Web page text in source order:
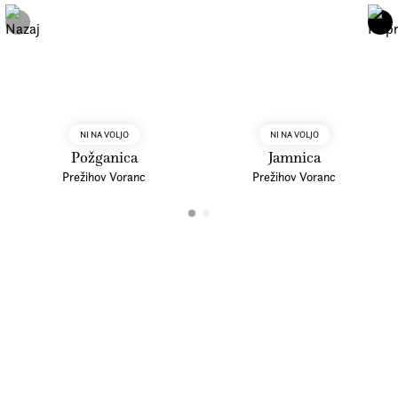
NI NA VOLJO
Požganica
Prežihov Voranc
NI NA VOLJO
Jamnica
Prežihov Voranc